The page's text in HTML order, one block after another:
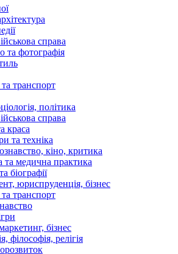
справа
та фотографія
транспорт
політика
справа
краса
та техніка
кіно, критика
медична практика
біографії
юриспруденція, бізнес
транспорт
бізнес
філософія, релігія